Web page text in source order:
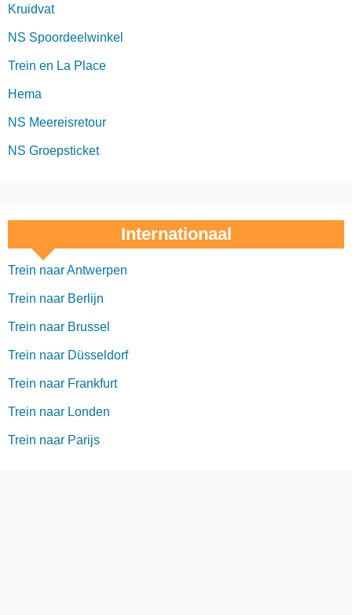
Kruidvat
NS Spoordeelwinkel
Trein en La Place
Hema
NS Meereisretour
NS Groepsticket
Internationaal
Trein naar Antwerpen
Trein naar Berlijn
Trein naar Brussel
Trein naar Düsseldorf
Trein naar Frankfurt
Trein naar Londen
Trein naar Parijs